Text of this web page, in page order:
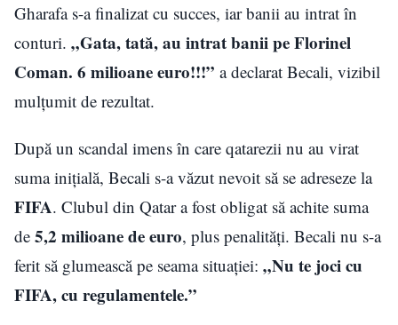
Gharafa s-a finalizat cu succes, iar banii au intrat în
conturi. „Gata, tată, au intrat banii pe Florinel
Coman. 6 milioane euro!!!” a declarat Becali, vizibil
mulțumit de rezultat.
După un scandal imens în care qatarezii nu au virat
suma inițială, Becali s-a văzut nevoit să se adreseze la
FIFA. Clubul din Qatar a fost obligat să achite suma
de 5,2 milioane de euro, plus penalități. Becali nu s-a
ferit să glumească pe seama situației: „Nu te joci cu
FIFA, cu regulamentele.”